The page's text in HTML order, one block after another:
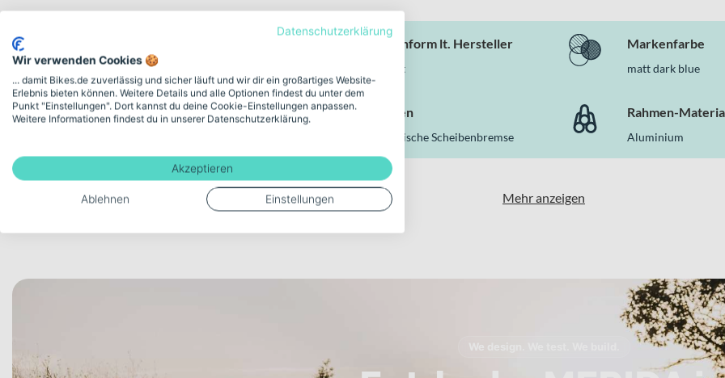
MATTS 7.60
Rahmenform lt. Hersteller
Diamant
Markenfarbe
matt dark blue
Schaltungstyp Bremsen
Hydraulische Scheibenbremse
Rahmen-
Aluminium
Mehr anzeigen
Datenschutzerklärung
Wir verwenden Cookies 🍪
... damit Bikes.de zuverlässig und sicher läuft und wir dir ein großartiges Website-
Erlebnis bieten können. Weitere Details und alle Optionen findest du unter dem
Punkt "Einstellungen". Dort kannst du deine Cookie-Einstellungen anpassen.
Weitere Informationen findest du in unserer Datenschutzerklärung.
Akzeptieren
Ablehnen Einstellungen